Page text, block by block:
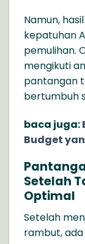
Namun,
kepatuhan
pemulihan.
mengikuti
pantangan
bertumbuh
baca juga:
Budget
Setelah
Optimal
Setelah
rambut,